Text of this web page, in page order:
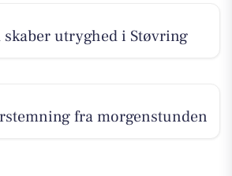
utryghed i Støvring
fra morgenstunden